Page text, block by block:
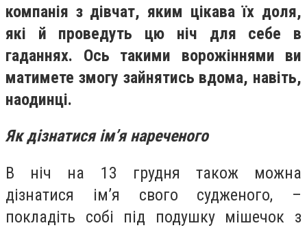
компанія з дівчат, яким цікава їх доля,
які й проведуть цю ніч для себе в
гаданнях. Ось такими ворожіннями ви
матимете змогу зайнятись вдома, навіть,
наодинці.
Як дізнатися ім’я нареченого
В ніч на 13 грудня також можна
дізнатися ім’я свого судженого, –
покладіть собі під подушку мішечок з